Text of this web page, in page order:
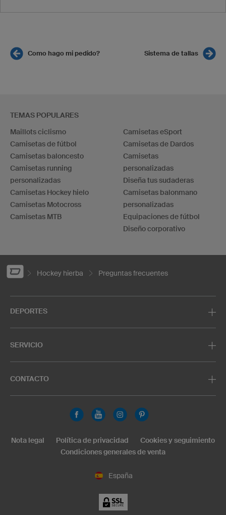
Como hago mi pedido? Sistema de tallas
TEMAS POPULARES
Maillots ciclismo
Camisetas de fútbol
Camisetas baloncesto
Camisetas running
personalizadas
Camisetas Hockey hielo
Camisetas Motocross
Camisetas MTB
Camisetas eSport
Camisetas de Dardos
Camisetas
personalizadas
Diseña tus sudaderas
Camisetas balonmano
personalizadas
Equipaciones de fútbol
Diseño corporativo
Hockey hierba Preguntas frecuentes
DEPORTES
SERVICIO
CONTACTO
España
Nota legal Política de privacidad
Cookies y seguimiento
Condiciones generales de venta